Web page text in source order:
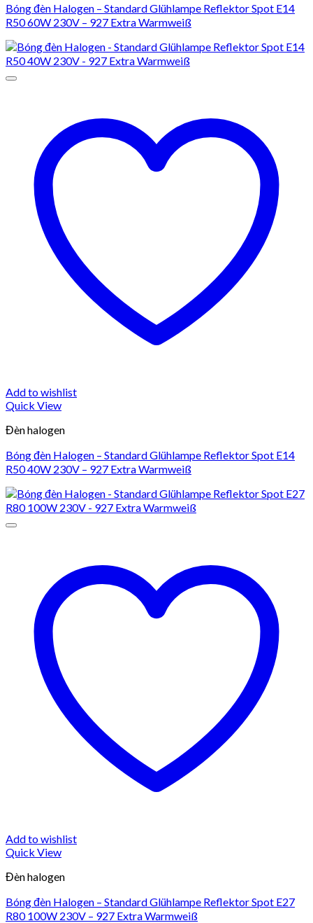
Bóng đèn Halogen – Standard Glühlampe Reflektor Spot E14
R50 60W 230V – 927 Extra Warmweiß
Add to wishlist
Quick View
Đèn halogen
Bóng đèn Halogen – Standard Glühlampe Reflektor Spot E14
R50 40W 230V – 927 Extra Warmweiß
Add to wishlist
Quick View
Đèn halogen
Bóng đèn Halogen – Standard Glühlampe Reflektor Spot E27
R80 100W 230V – 927 Extra Warmweiß